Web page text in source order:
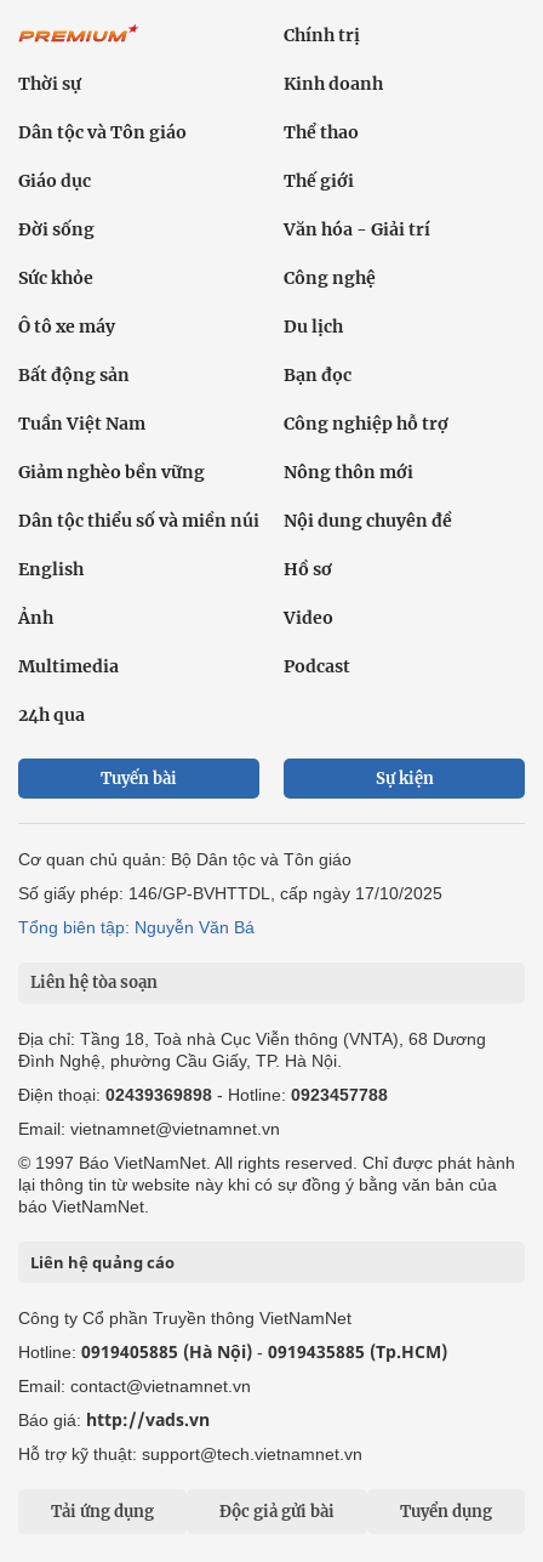
Chính trị
Thời sự Kinh doanh
Dân tộc và Tôn giáo Thể thao
Giáo dục Thế giới
Đời sống Văn hóa - Giải trí
Sức khỏe Công nghệ
Ô tô xe máy Du lịch
Bất động sản Bạn đọc
Tuần Việt Nam Công nghiệp hỗ trợ
Giảm nghèo bền vững Nông thôn mới
Dân tộc thiểu số và miền núi Nội dung chuyên đề
English Hồ sơ
Ảnh Video
Multimedia Podcast
24h qua
Tuyến bài Sự kiện
Cơ quan chủ quản: Bộ Dân tộc và Tôn giáo
Số giấy phép: 146/GP-BVHTTDL, cấp ngày 17/10/2025
Tổng biên tập: Nguyễn Văn Bá
Liên hệ tòa soạn
Địa chỉ: Tầng 18, Toà nhà Cục Viễn thông (VNTA), 68 Dương
Đình Nghệ, phường Cầu Giấy, TP. Hà Nội.
Điện thoại: 02439369898 - Hotline: 0923457788
Email: vietnamnet@vietnamnet.vn
© 1997 Báo VietNamNet. All rights reserved. Chỉ được phát hành
lại thông tin từ website này khi có sự đồng ý bằng văn bản của
báo VietNamNet.
Liên hệ quảng cáo
Công ty Cổ phần Truyền thông VietNamNet
Hotline: 0919405885 (Hà Nội) - 0919435885 (Tp.HCM)
Email: contact@vietnamnet.vn
Báo giá: http://vads.vn
Hỗ trợ kỹ thuật: support@tech.vietnamnet.vn
Tải ứng dụng Độc giả gửi bài Tuyển dụng